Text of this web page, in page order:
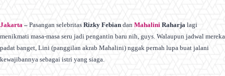
Jakarta – Pasangan selebritas Rizky Febian dan Mahalini Raharja lagi
menikmati masa-masa seru jadi pengantin baru nih, guys. Walaupun jadwal mereka
padat banget, Lini (panggilan akrab Mahalini) nggak pernah lupa buat jalani
kewajibannya sebagai istri yang siaga.